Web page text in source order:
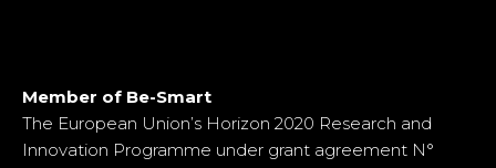
Member of Be-Smart
The European Union’s Horizon 2020 Research and
Innovation Programme under grant agreement N°